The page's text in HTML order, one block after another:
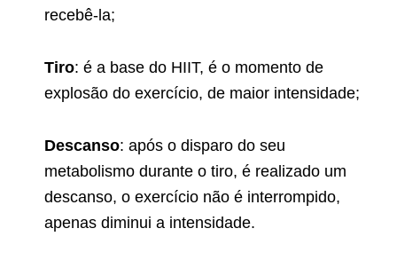
recebê-la;
Tiro: é a base do HIIT, é o momento de
explosão do exercício, de maior intensidade;
Descanso: após o disparo do seu
metabolismo durante o tiro, é realizado um
descanso, o exercício não é interrompido,
apenas diminui a intensidade.